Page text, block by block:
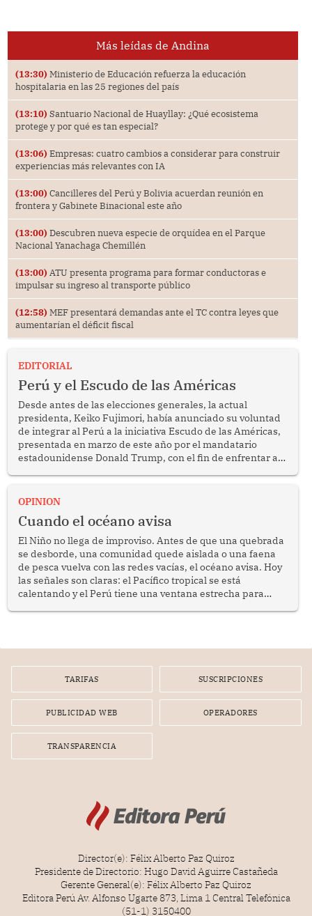
Más leídas de Andina
(13:30) Ministerio de Educación refuerza la educación
hospitalaria en las 25 regiones del país
(13:10) Santuario Nacional de Huayllay: ¿Qué ecosistema
protege y por qué es tan especial?
(13:06) Empresas: cuatro cambios a considerar para construir
experiencias más relevantes con IA
(13:00) Cancilleres del Perú y Bolivia acuerdan reunión en
frontera y Gabinete Binacional este año
(13:00) Descubren nueva especie de orquídea en el Parque
Nacional Yanachaga Chemillén
(13:00) ATU presenta programa para formar conductoras e
impulsar su ingreso al transporte público
(12:58) MEF presentará demandas ante el TC contra leyes que
aumentarían el déficit fiscal
EDITORIAL
Perú y el Escudo de las Américas
Desde antes de las elecciones generales, la actual
presidenta, Keiko Fujimori, había anunciado su voluntad
de integrar al Perú a la iniciativa Escudo de las Américas,
presentada en marzo de este año por el mandatario
estadounidense Donald Trump, con el fin de enfrentar al
OPINION
Cuando el océano avisa
El Niño no llega de improviso. Antes de que una quebrada
se desborde, una comunidad quede aislada o una faena
de pesca vuelva con las redes vacías, el océano avisa. Hoy
las señales son claras: el Pacífico tropical se está
calentando y el Perú tiene una ventana estrecha para
TARIFAS SUSCRIPCIONES
PUBLICIDAD WEB OPERADORES
TRANSPARENCIA
Director(e): Félix Alberto Paz Quiroz
Presidente de Directorio: Hugo David Aguirre Castañeda
Gerente General(e): Félix Alberto Paz Quiroz
Editora Perú Av. Alfonso Ugarte 873, Lima 1 Central Telefónica
(51-1) 3150400